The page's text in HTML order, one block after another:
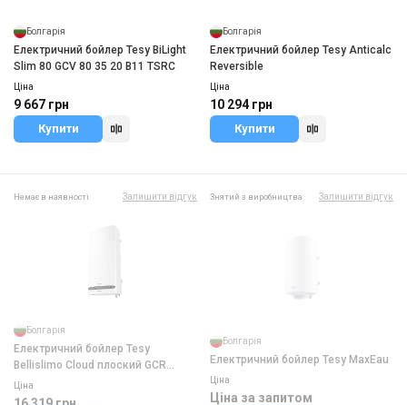
Болгарія
Електричний бойлер Tesy BiLight
Slim 80 GCV 80 35 20 B11 TSRC
Ціна
9 667 грн
Купити
Болгарія
Електричний бойлер Tesy Anticalc
Reversible
Ціна
10 294 грн
Купити
Немає в наявності Залишити відгук
Болгарія
Електричний бойлер Tesy
Bellislimo Cloud плоский GCR
1002722 E31 ECW Wi-Fi
Ціна
Знятий з виробництва Залишити відгук
Болгарія
Електричний бойлер Tesy MaxEau
Ціна
Ціна за запитом